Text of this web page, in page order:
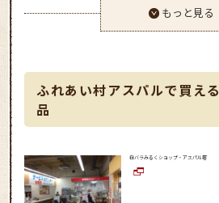
もっと見る
ふれあい村アスパルで買え
品
白バラみるくショップ・アスパル店